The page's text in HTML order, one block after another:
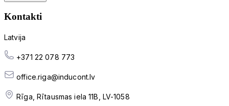
Kontakti
Latvija
+371 22 078 773
office.riga@inducont.lv
Rīga, Rītausmas iela 11B, LV-1058